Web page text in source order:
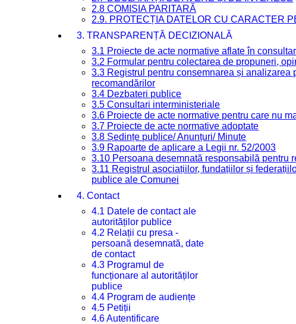
2.8 COMISIA PARITARĂ
2.9. PROTECȚIA DATELOR CU CARACTER
3. TRANSPARENȚĂ DECIZIONALĂ
3.1 Proiecte de acte normative aflate în
3.2 Formular pentru colectarea de propuneri,
3.3 Registrul pentru consemnarea și analizarea
recomandărilor
3.4 Dezbateri publice
3.5 Consultari interministeriale
3.6 Proiecte de acte normative pentru care nu
3.7 Proiecte de acte normative adoptate
3.8 Ședințe publice/ Anunțuri/ Minute
3.9 Rapoarte de aplicare a Legii nr. 52/2003
3.10 Persoana desemnată responsabilă pentru
3.11 Registrul asociațiilor, fundațiilor și
publice ale Comunei
4. Contact
4.1 Datele de contact ale
autorităților publice
4.2 Relații cu presa -
persoană desemnată, date
de contact
4.3 Programul de
funcționare al autorităților
publice
4.4 Program de audiențe
4.5 Petiții
4.6 Autentificare